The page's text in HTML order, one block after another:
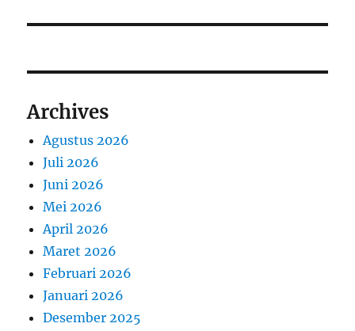
Archives
Agustus 2026
Juli 2026
Juni 2026
Mei 2026
April 2026
Maret 2026
Februari 2026
Januari 2026
Desember 2025